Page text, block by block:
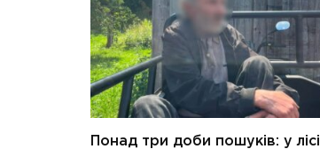
Понад три доби пошуків: у лісі